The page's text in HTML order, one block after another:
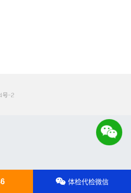
号-2
体检代检微信